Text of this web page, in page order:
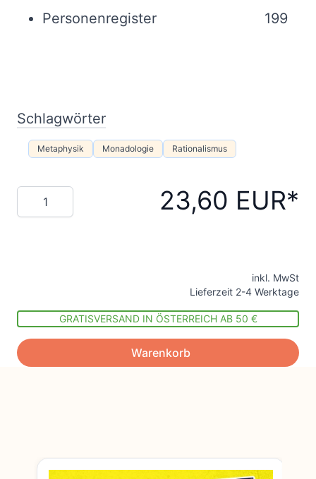
Personenregister
199
Schlagwörter
Metaphysik Monadologie Rationalismus
Menge 23,60 EUR
inkl. MwSt
Lieferzeit 2-4 Werktage
GRATISVERSAND IN ÖSTERREICH AB 50 €
Warenkorb